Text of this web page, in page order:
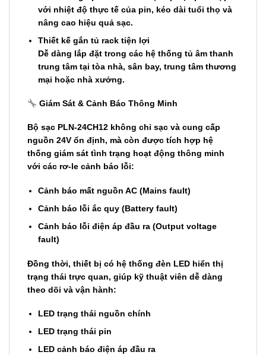
với nhiệtđộ thực tế của pin, kéo dài tuổi thọ và
nâng cao hiệu quả sạc.
Thiết kế gắn tủ rack tiện lợi
Dễ dàng lắpđặt trong các hệ thống tủ âm thanh
trung tâm tại tòa nhà, sân bay, trung tâm thương
mại hoặc nhà xưởng.
Giám Sát & Cảnh Báo Thông Minh
Bộ sạc PLN-24CH12 không chỉ sạc và cung cấp
nguồn 24V ổn định, mà còn được tích hợp hệ
thống giám sát tình trạng hoạt động thông minh
với các rơ-le cảnh báo lỗi:
Cảnh báo mất nguồn AC (Mains fault)
Cảnh báo lỗiắc quy (Battery fault)
Cảnh báo lỗiđiện ápđầu ra (Output voltage
fault)
Đồng thời, thiết bị có hệ thống đèn LED hiển thị
trạng thái trực quan, giúp kỹ thuật viên dễ dàng
theo dõi và vận hành:
LED trạng thái nguồn chính
LED trạng thái pin
LED cảnh báođiện ápđầu ra